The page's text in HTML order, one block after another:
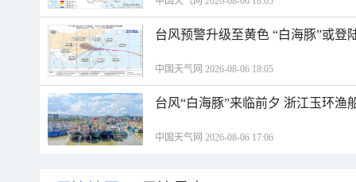
台风预警升级至黄色 “白海豚”或登
中国天气网 2026-08-06 18:05
台风“白海豚”来临前夕 浙江玉环渔
中国天气网 2026-08-06 17:06